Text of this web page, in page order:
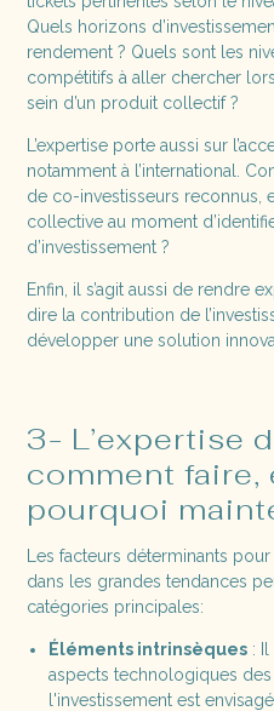
Quels horizons
rendement ? Quels sont les
compétitifs à aller chercher
sein d’un produit collectif ?
L’expertise porte aussi sur
notamment à l’international.
de co-investisseurs reconnus,
collective au moment
d’investissement ?
Enfin, il s’agit aussi de rendre
dire la contribution de
développer une solution
3- L’expertise
comment faire,
pourquoi
Les facteurs déterminants
dans les grandes tendances
catégories principales:
Éléments intrinsèques: Il
aspects technologiques
l'investissement est